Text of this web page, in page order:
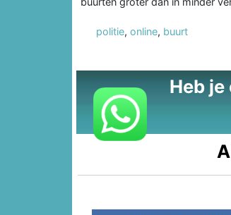
politie, online, buurt
Heb